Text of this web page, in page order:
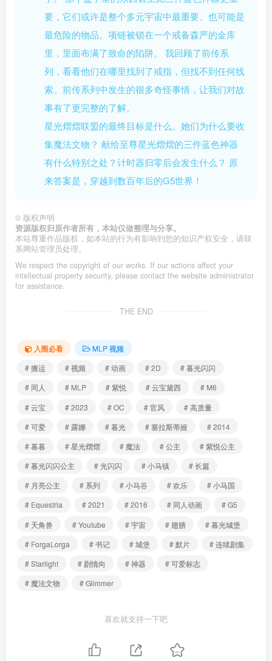
要，它们或许是整个多元宇宙中最重要、也可能是
最危险的物品。项链被锁在一个戒备森严的金库
里，里面布满了致命的陷阱。 我回顾了前传系
列，看看他们在哪里找到了戒指，但找不到任何线
索。前传系列中发生的很多奇怪事情，让我们对故
事有了更完整的了解。
星光熠熠联盟的最终目标是什么。她们为什么要收
集魔法文物？ 献给至尊星光熠熠的三件蓝色神器
有什么特别之处？计时器归零后会发生什么？ 原
来答案是，穿越到数百年后的G5世界！
© 版权声明
资源版权归原作者所有，本站仅做整理与分享。
本站尊重作品版权，如本站的行为有影响到您的知识产权安全，请联
系网站管理员处理。
We respect the copyright of our works. If our actions affect your
intellectual property security, please contact the website administrator
for assistance.
THE END
入圈必看
MLP 视频
# 搬运
# 视频 # 动画 # 2D
# 暮光闪闪
# 同人
# MLP # 紫悦 # 云宝黛西
# M6
# 云宝
# 2023 # OC # 官风
# 高质量
# 可爱
# 露娜 # 暮光 # 塞拉斯蒂娅
# 2014
# 暮暮
# 星光熠熠 # 魔法 # 公主
# 紫悦公主
# 暮光闪闪公主
# 光闪闪 # 小马镇
# 长篇
# 月亮公主
# 系列 # 小马谷 # 欢乐
# 小马国
# Equestria
# 2021 # 2016 # 同人动画
# G5
# 天角兽
# Youtube # 宇宙 # 翅膀
# 暮光城堡
# ForgaLorga
# 书记 # 城堡 # 默片
# 连续剧集
# Starlight
# 剧情向 # 神器
# 可爱标志
# 魔法文物
# Glimmer
喜欢就支持一下吧